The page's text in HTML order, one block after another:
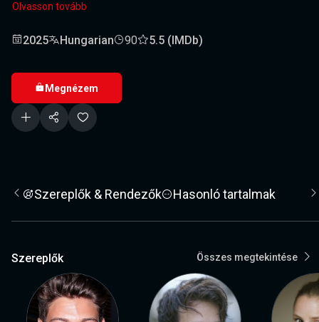
Olvasson tovább
2025 Hungarian 90 5.5 (IMDb)
Megnézem
Szereplők & Rendezők Hasonló tartalmak
Szereplők Összes megtekintése